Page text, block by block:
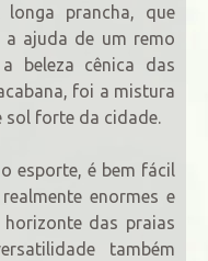
longa prancha, que
ajuda de um remo
beleza cênica das
foi a mistura
sol forte da cidade.
esporte, é bem fácil
enormes e
das praias
também